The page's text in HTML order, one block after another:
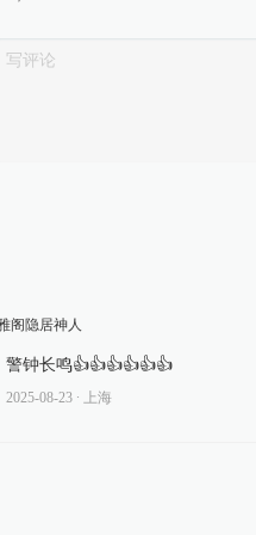
阁隐居神人
警钟长鸣👍👍👍👍👍👍
2025-08-23 ∙ 上海